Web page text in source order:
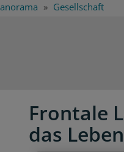
Gesellschaft
Frontale
das